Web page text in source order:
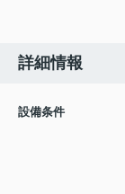
詳細情報
設備条件